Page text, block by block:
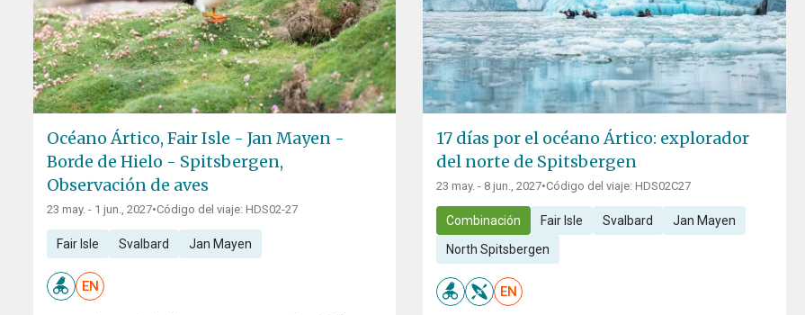
Océano Ártico, Fair Isle - Jan Mayen -
Borde de Hielo - Spitsbergen,
Observación de aves
23 may. - 1 jun., 2027•Código del viaje: HDS02-27
Fair Isle Svalbard Jan Mayen
EN
17 días por el océano Ártico: explorador
del norte de Spitsbergen
23 may. - 8 jun., 2027•Código del viaje: HDS02C27
Combinación Fair Isle Svalbard Jan Mayen
North Spitsbergen
EN